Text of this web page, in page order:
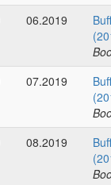
06.2019
07.2019
08.2019